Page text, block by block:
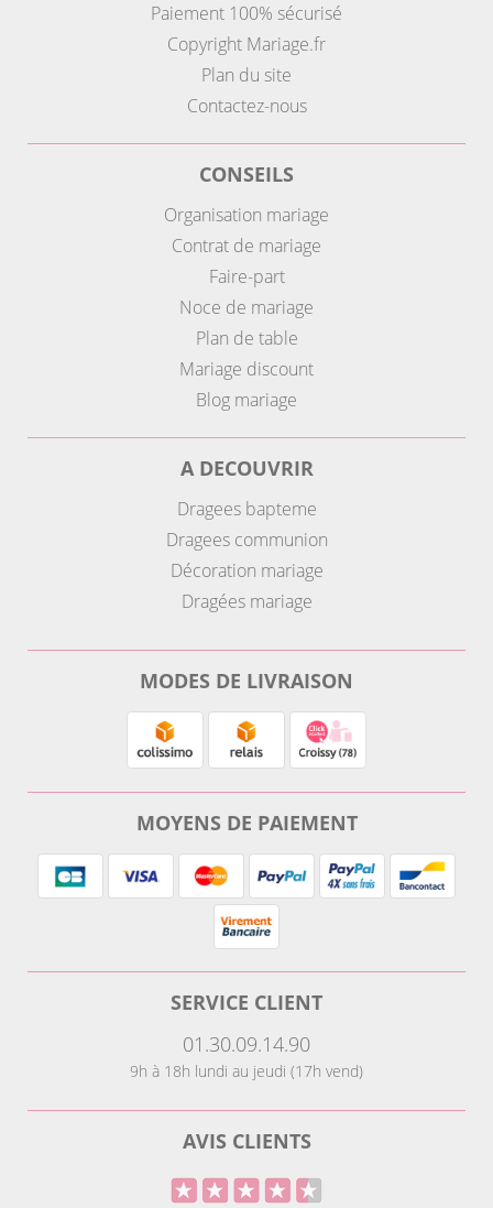
Paiement 100% sécurisé
Copyright Mariage.fr
Plan du site
Contactez-nous
CONSEILS
Organisation mariage
Contrat de mariage
Faire-part
Noce de mariage
Plan de table
Mariage discount
Blog mariage
A DECOUVRIR
Dragees bapteme
Dragees communion
Décoration mariage
Dragées mariage
MODES DE LIVRAISON
MOYENS DE PAIEMENT
SERVICE CLIENT
01.30.09.14.90
9h à 18h lundi au jeudi (17h vend)
AVIS CLIENTS